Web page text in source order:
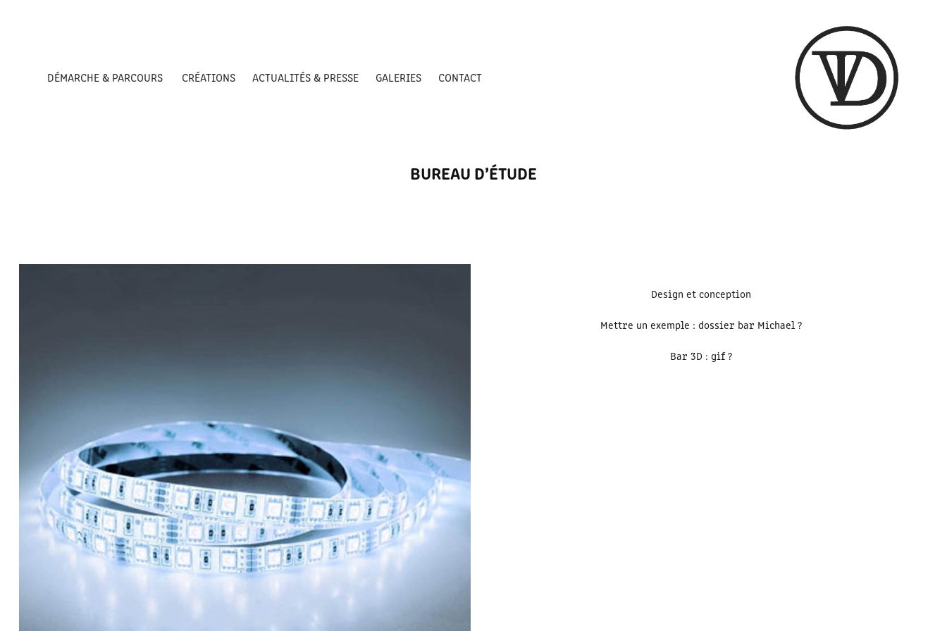
DÉMARCHE & PARCOURS CRÉATIONS ACTUALITÉS & PRESSE GALERIES CONTACT
BUREAU D’ÉTUDE
Design et conception
Mettre un exemple : dossier bar Michael ?
Bar 3D : gif ?